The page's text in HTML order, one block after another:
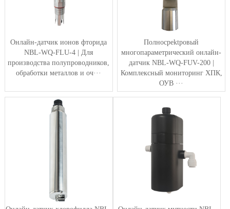
Онлайн-датчик ионов фторида
NBL-WQ-FLU-4 | Для
производства полупроводников,
обработки металлов и оч···
Полносpektровый
многопараметрический онлайн-
датчик NBL-WQ-FUV-200 |
Комплексный мониторинг ХПК,
ОУВ ···